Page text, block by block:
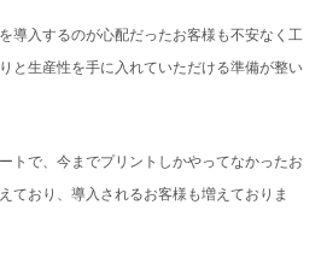
導入するのが心配だったお客様も不安なく工
と生産性を手に入れていただける準備が整い
トで、今までプリントしかやってなかったお
ており、導入されるお客様も増えておりま